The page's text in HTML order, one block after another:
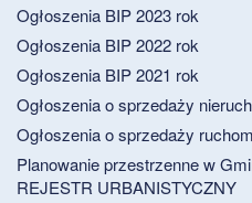
Ogłoszenia BIP 2023 rok
Ogłoszenia BIP 2022 rok
Ogłoszenia BIP 2021 rok
Ogłoszenia o sprzedaży
Ogłoszenia o sprzedaży
Planowanie przestrzenne w
REJESTR URBANISTYCZNY